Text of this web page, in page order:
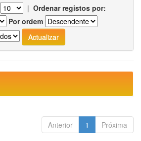
| Ordenar registos por:
Por ordem
Anterior 1 Próxima